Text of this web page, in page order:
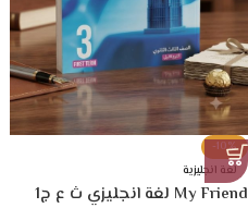
-10%
لغة انجليزية
My Friend لغة انجليزي ث ع ج1